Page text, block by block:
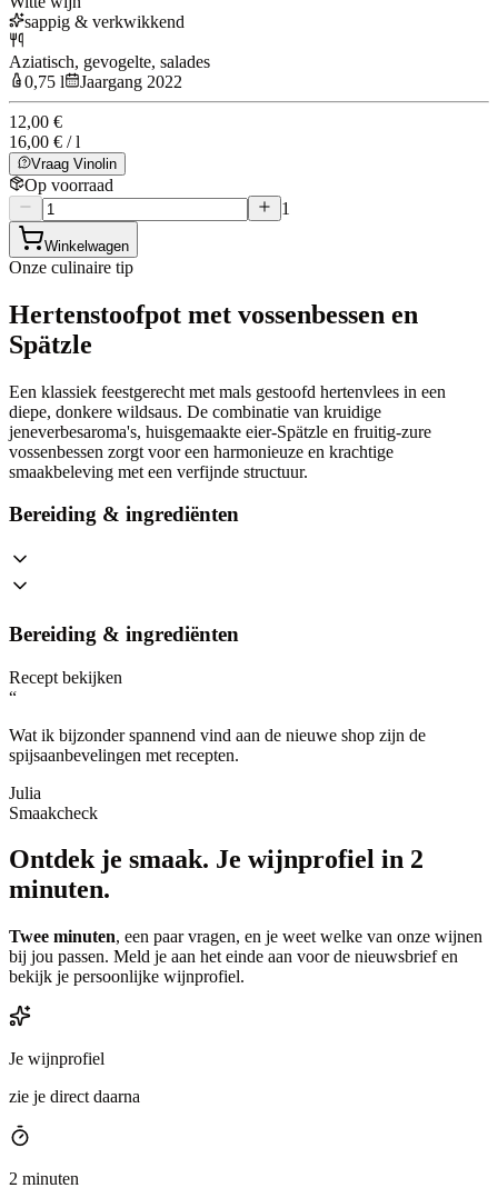
sappig & verkwikkend
Aziatisch, gevogelte, salades
0,75 l
Jaargang 2022
12,00 €
16,00 € / l
Vraag Vinolin
Op voorraad
1
Winkelwagen
Onze culinaire tip
Hertenstoofpot met vossenbessen en
Spätzle
Een klassiek feestgerecht met mals gestoofd hertenvlees in een
diepe, donkere wildsaus. De combinatie van kruidige
jeneverbesaroma's, huisgemaakte eier-Spätzle en fruitig-zure
vossenbessen zorgt voor een harmonieuze en krachtige
smaakbeleving met een verfijnde structuur.
Bereiding & ingrediënten
Bereiding & ingrediënten
Recept bekijken
“
Wat ik bijzonder spannend vind aan de nieuwe shop zijn de
spijsaanbevelingen met recepten.
Julia
Smaakcheck
Ontdek je smaak. Je wijnprofiel in 2
minuten.
Twee minuten, een paar vragen, en je weet welke van onze wijnen
bij jou passen. Meld je aan het einde aan voor de nieuwsbrief en
bekijk je persoonlijke wijnprofiel.
Je wijnprofiel
zie je direct daarna
2 minuten